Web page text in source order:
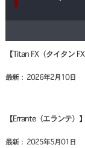
【Titan FX（タイタン
最新： 2026年2月10日
【Errante（エランテ
最新： 2025年5月01日